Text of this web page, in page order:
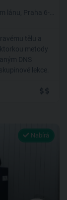
Praha 6-Vokovice
tělu a
metody
DNS
lekce.
Nabírá